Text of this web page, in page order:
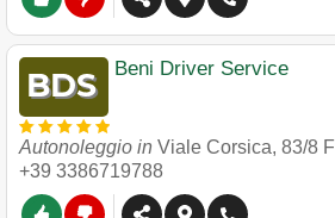
Beni Driver Service
Autonoleggio in Viale Corsica, 83/8 FI
+39 3386719788